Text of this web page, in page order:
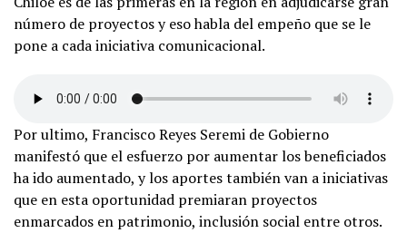
número de proyectos y eso habla del empeño que se le
pone a cada iniciativa comunicacional.
Por ultimo, Francisco Reyes Seremi de Gobierno
manifestó que el esfuerzo por aumentar los beneficiados
ha ido aumentado, y los aportes también van a iniciativas
que en esta oportunidad premiaran proyectos
enmarcados en patrimonio, inclusión social entre otros.